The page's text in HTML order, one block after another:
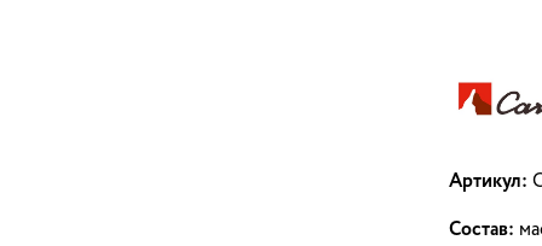
Артикул:
Состав: